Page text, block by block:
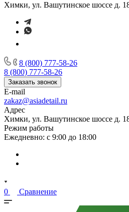
Химки, ул. Вашутинское шоссе д.
8 (800) 777-58-26
8 (800) 777-58-26
Заказать звонок
E-mail
zakaz@asiadetail.ru
Адрес
Химки, ул. Вашутинское шоссе д.
Режим работы
Ежедневно: с 9:00 до 18:00
0 Сравнение